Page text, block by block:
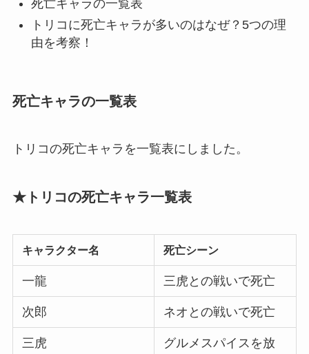
死亡キャラの一覧表
トリコに死亡キャラが多いのはなぜ？5つの理
由を考察！
死亡キャラの一覧表
トリコの死亡キャラを一覧表にしました。
★トリコの死亡キャラ一覧表
キャラクター名 死亡シーン
一龍 三虎との戦いで死亡
次郎 ネオとの戦いで死亡
三虎
グルメスパイスを放